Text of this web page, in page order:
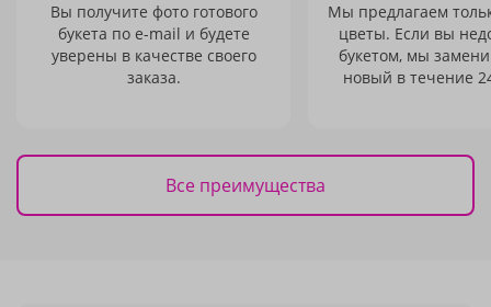
Вы получите фото готового
букета по e-mail и будете
уверены в качестве своего
заказа.
Мы предлагаем
цветы. Если вы
букетом, мы
новый в течение
Все преимущества